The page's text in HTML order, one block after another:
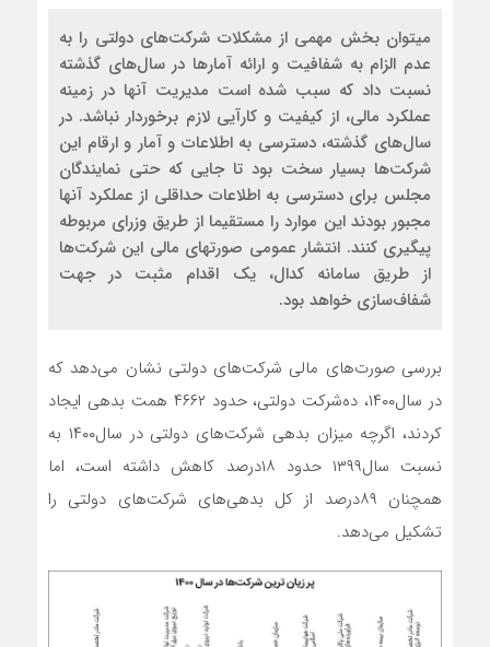
می‏توان بخش مهمی از مشکلات شرکت‌های دولتی را به
عدم الزام به شفافیت و ارائه آمارها در سال‌های گذشته
نسبت داد که سبب شده است مدیریت آنها در زمینه
عملکرد مالی، از کیفیت و کارآیی لازم برخوردار نباشد. در
سال‌های گذشته، دسترسی به اطلاعات و آمار و ارقام این
شرکت‌ها بسیار سخت بود تا جایی که حتی نمایندگان
مجلس برای دسترسی به اطلاعات حداقلی از عملکرد آنها
مجبور بودند این موارد را مستقیما از طریق وزرای مربوطه
پیگیری کنند. انتشار عمومی صورت‏های مالی این شرکت‌ها
از طریق سامانه کدال، یک اقدام مثبت در جهت
شفاف‌سازی خواهد بود.
بررسی صورت‌های مالی شرکت‌های دولتی نشان می‌دهد که
در سال‌۱۴۰۰، ده‌شرکت دولتی، حدود ۴۶۶۲ همت بدهی ایجاد
کردند، اگرچه میزان بدهی شرکت‌های دولتی در سال‌۱۴۰۰ به
نسبت سال‌۱۳۹۹ حدود ۱۸‌درصد کاهش داشته است، اما
همچنان ۸۹‌درصد از کل بدهی‌های شرکت‌های دولتی را
تشکیل می‌دهد.